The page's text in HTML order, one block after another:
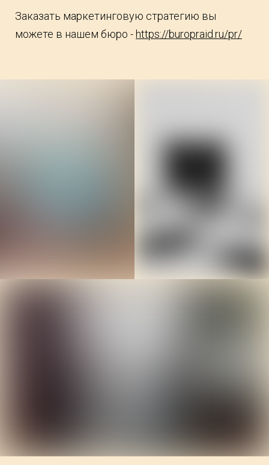
Заказать маркетинговую стратегию вы
можете в нашем бюро -https://buropraid.ru/pr/